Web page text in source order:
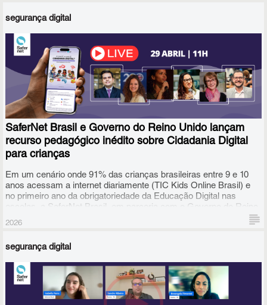
segurança digital
SaferNet Brasil e Governo do Reino Unido lançam
recurso pedagógico inédito sobre Cidadania Digital
para crianças
Em um cenário onde 91% das crianças brasileiras entre 9 e 10
anos acessam a internet diariamente (TIC Kids Online Brasil) e
no primeiro ano da obrigatoriedade da Educação Digital nas
escolas, a SaferNet Brasil, em parceria com o Governo do Reino
Unido, anuncia o lançamento de um novo recurso educacional
2026
segurança digital